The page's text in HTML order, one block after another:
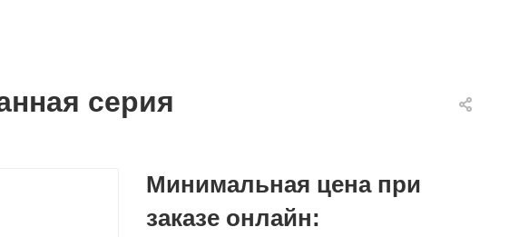
серия
Минимальная цена при
заказе онлайн: